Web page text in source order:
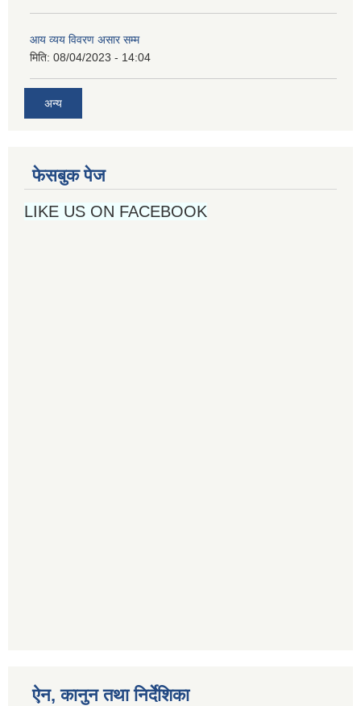
आय व्यय विवरण असार सम्म
मिति: 08/04/2023 - 14:04
अन्य
फेसबुक पेज
LIKE US ON FACEBOOK
ऐन, कानुन तथा निर्देशिका